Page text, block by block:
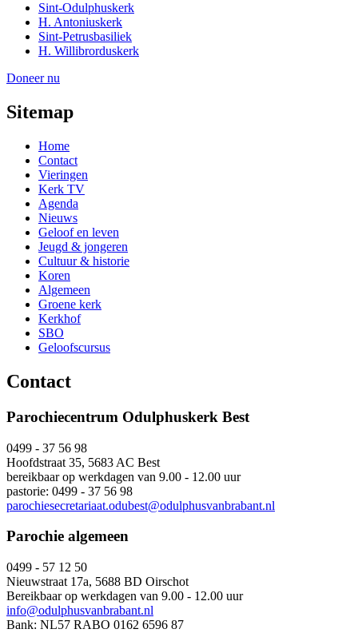
Sint-Odulphuskerk
H. Antoniuskerk
Sint-Petrusbasiliek
H. Willibrorduskerk
Doneer nu
Sitemap
Home
Contact
Vieringen
Kerk TV
Agenda
Nieuws
Geloof en leven
Jeugd & jongeren
Cultuur & historie
Koren
Algemeen
Groene kerk
Kerkhof
SBO
Geloofscursus
Contact
Parochiecentrum Odulphuskerk Best
0499 - 37 56 98
Hoofdstraat 35, 5683 AC Best
bereikbaar op werkdagen van 9.00 - 12.00 uur
pastorie: 0499 - 37 56 98
parochiesecretariaat.odubest@odulphusvanbrabant.nl
Parochie algemeen
0499 - 57 12 50
Nieuwstraat 17a, 5688 BD Oirschot
Bereikbaar op werkdagen van 9.00 - 12.00 uur
info@odulphusvanbrabant.nl
Bank: NL57 RABO 0162 6596 87